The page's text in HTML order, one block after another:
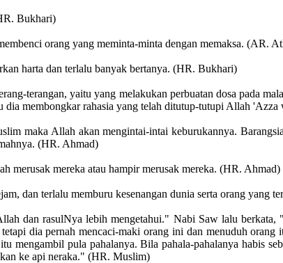
Bukhari)
orang yang meminta-minta dengan memaksa. (AR.
harta dan terlalu banyak bertanya. (HR. Bukhari)
terangan, yaitu yang melakukan perbuatan dosa pada
membongkar rahasia yang telah ditutup-tutupi Allah
maka Allah akan mengintai-intai keburukannya.
(HR. Ahmad)
merusak mereka atau hampir merusak mereka. (HR. Ahmad)
dan terlalu memburu kesenangan dunia serta orang yang
dan rasulNya lebih mengetahui." Nabi Saw lalu
dia pernah mencaci-maki orang ini dan menuduh
mengambil pula pahalanya. Bila pahala-pahalanya habis
ke api neraka." (HR. Muslim)